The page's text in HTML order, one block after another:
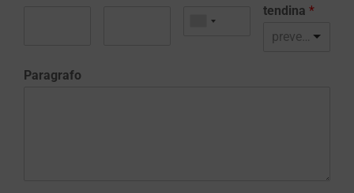
tendina *
preventivo realizzazione sito web
Paragrafo